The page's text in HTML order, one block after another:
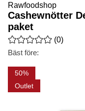
Rawfoodshop
Cashewnötter
paket
Medelbetyg 0 av 5
(0)
Bäst före:
50
Outlet
Produktbilder